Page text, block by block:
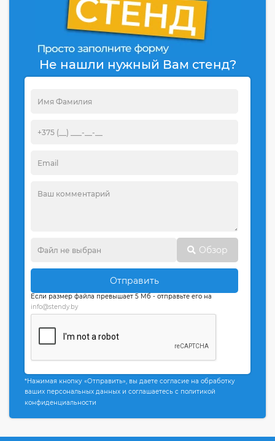
Не нашли нужный Вам стенд?
Обзор
Отправить
Если размер файла превышает 5 Мб - отправьте его на
info@stendy.by
*Нажимая кнопку «Отправить», вы даете согласие на обработку
ваших персональных данных и соглашаетесь с политикой
конфиденциальности